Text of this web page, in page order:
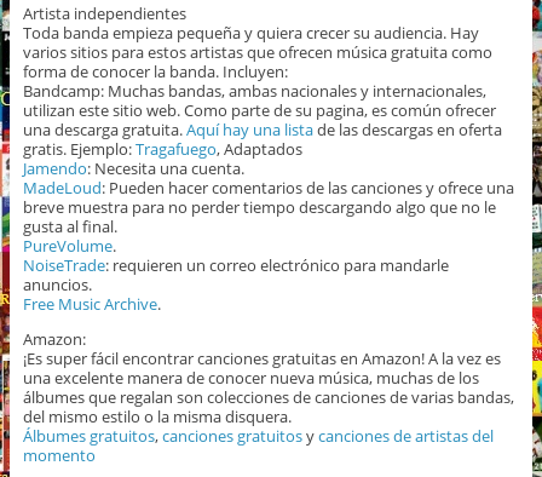
Artista independientes
Toda banda empieza pequeña y quiera crecer su audiencia. Hay
varios sitios para estos artistas que ofrecen música gratuita como
forma de conocer la banda. Incluyen:
Bandcamp: Muchas bandas, ambas nacionales y internacionales,
utilizan este sitio web. Como parte de su pagina, es común ofrecer
una descarga gratuita.Aquí hay una listade las descargas en oferta
gratis. Ejemplo:Tragafuego, Adaptados
Jamendo: Necesita una cuenta.
MadeLoud: Pueden hacer comentarios de las canciones y ofrece una
breve muestra para no perder tiempo descargando algo que no le
gusta al final.
PureVolume.
NoiseTrade: requieren un correo electrónico para mandarle
anuncios.
Free Music Archive.
Amazon:
¡Es super fácil encontrar canciones gratuitas en Amazon! A la vez es
una excelente manera de conocer nueva música, muchas de los
álbumes que regalan son colecciones de canciones de varias bandas,
del mismo estilo o la misma disquera.
Álbumes gratuitos,canciones gratuitosycanciones de artistas del
momento